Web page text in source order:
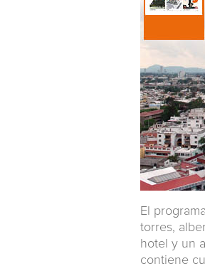
El
torres,
hotel y un
contiene